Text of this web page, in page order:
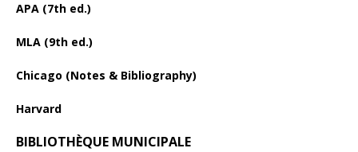
APA (7th ed.)
MLA (9th ed.)
Chicago (Notes & Bibliography)
Harvard
BIBLIOTHÈQUE MUNICIPALE